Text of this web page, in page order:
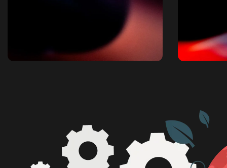
umum diseluruh indonesia.
bimtek.
Daftar